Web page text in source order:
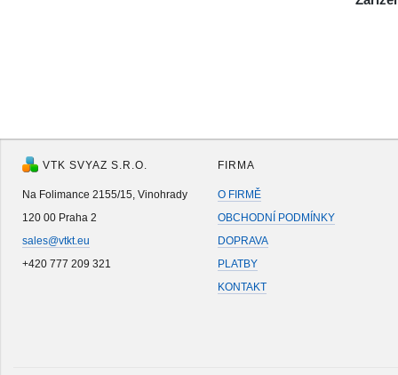
VTK SVYAZ S.R.O.
Na Folimance 2155/15, Vinohrady
120 00 Praha 2
sales@vtkt.eu
+420 777 209 321
FIRMA
O FIRMĚ
OBCHODNÍ PODMÍNKY
DOPRAVA
PLATBY
KONTAKT